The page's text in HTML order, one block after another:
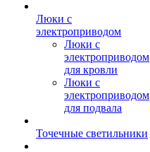
Люки с
электроприводом
Люки с
электроприводом
для кровли
Люки с
электроприводом
для подвала
Точечные светильники